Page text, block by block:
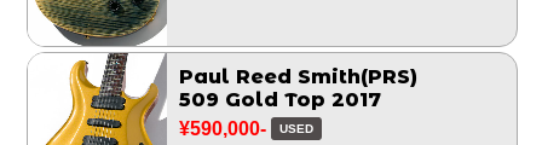
Paul Reed Smith(PRS)
509 Gold Top 2017
¥590,000- USED